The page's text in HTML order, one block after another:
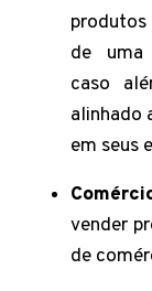
produtos
de uma
caso
alinhado
em seus
vender
de